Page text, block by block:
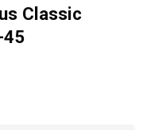
Classic
45